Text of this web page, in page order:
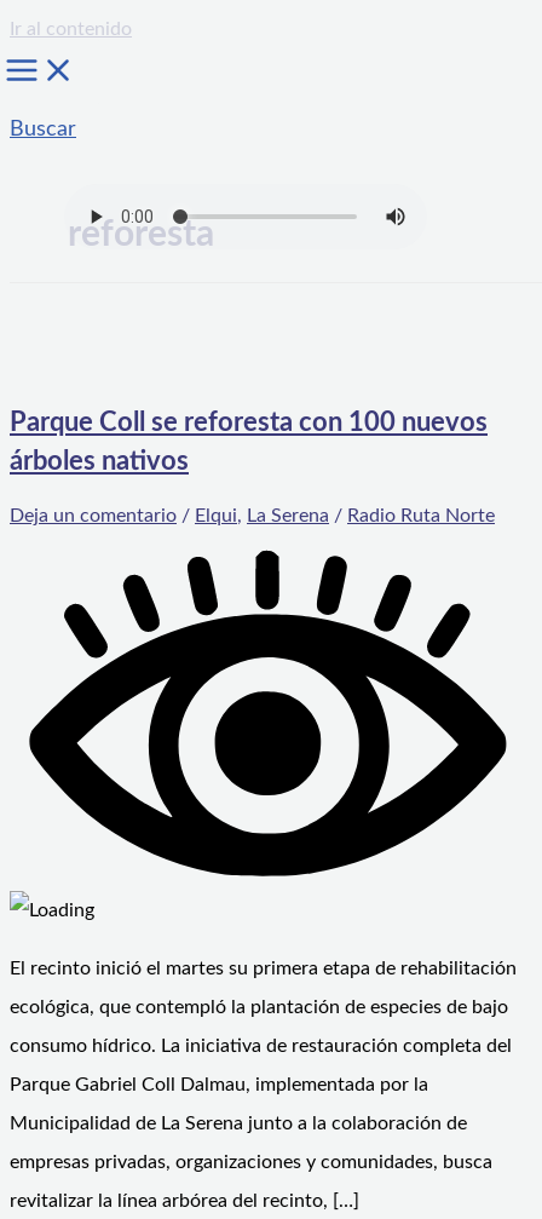
Ir al contenido
Buscar
reforesta
Parque Coll se reforesta con 100 nuevos
árboles nativos
Deja un comentario / Elqui, La Serena / Radio Ruta Norte
El recinto inició el martes su primera etapa de rehabilitación
ecológica, que contempló la plantación de especies de bajo
consumo hídrico. La iniciativa de restauración completa del
Parque Gabriel Coll Dalmau, implementada por la
Municipalidad de La Serena junto a la colaboración de
empresas privadas, organizaciones y comunidades, busca
revitalizar la línea arbórea del recinto, […]